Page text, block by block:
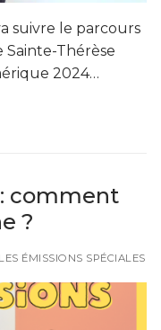
suivre le parcours
Sainte-Thérèse
2024…
comment
?
LES ÉMISSIONS SPÉCIALES